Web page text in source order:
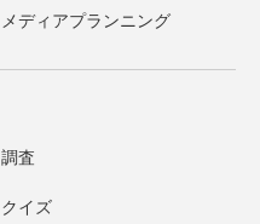
メディアプランニング
調査
クイズ